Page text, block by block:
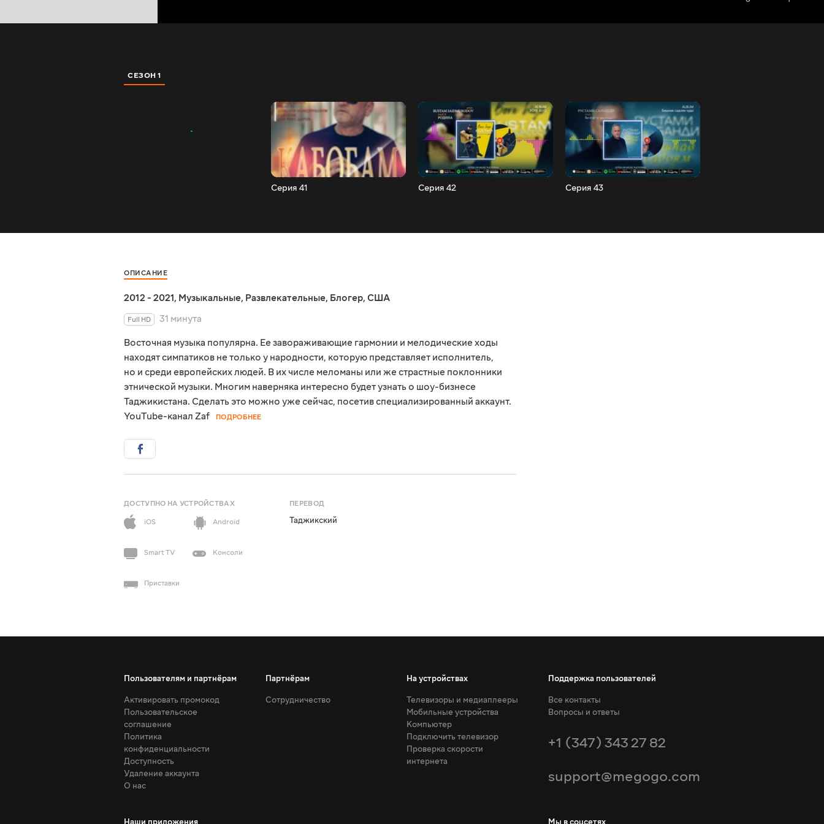
СЕЗОН 1
Серия 41 Серия 42 Серия 43
ОПИСАНИЕ
2012 - 2021, Музыкальные, Развлекательные, Блогер, США
Full HD
31 минута
Восточная музыка популярна. Ее завораживающие гармонии и мелодические ходы
находят симпатиков не только у народности, которую представляет исполнитель,
но и среди европейских людей. В их числе меломаны или же страстные поклонники
этнической музыки. Многим наверняка интересно будет узнать о шоу-бизнесе
Таджикистана. Сделать это можно уже сейчас, посетив специализированный аккаунт.
YouTube-канал Zaf
ПОДРОБНЕЕ
ДОСТУПНО НА УСТРОЙСТВАХ
iOS
Android
Smart TV Консоли
Приставки
ПЕРЕВОД
Таджикский
Пользователям и партнёрам
Активировать промокод
Пользовательское
соглашение
Политика
конфиденциальности
Доступность
Удаление аккаунта
О нас
Партнёрам
Сотрудничество
На устройствах
Телевизоры и медиаплееры
Мобильные устройства
Компьютер
Подключить телевизор
Проверка скорости
интернета
Поддержка пользователей
Все контакты
Вопросы и ответы
+1 (347) 343 27 82
support@megogo.com